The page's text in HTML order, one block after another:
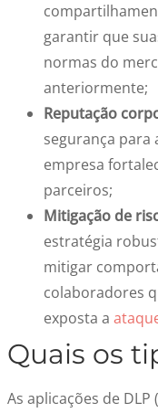
garantir que
normas do
anteriormente;
Reputação
segurança para
empresa
parceiros;
Mitigação de
estratégia
mitigar
colaboradores
exposta a
Quais os
As aplicações de